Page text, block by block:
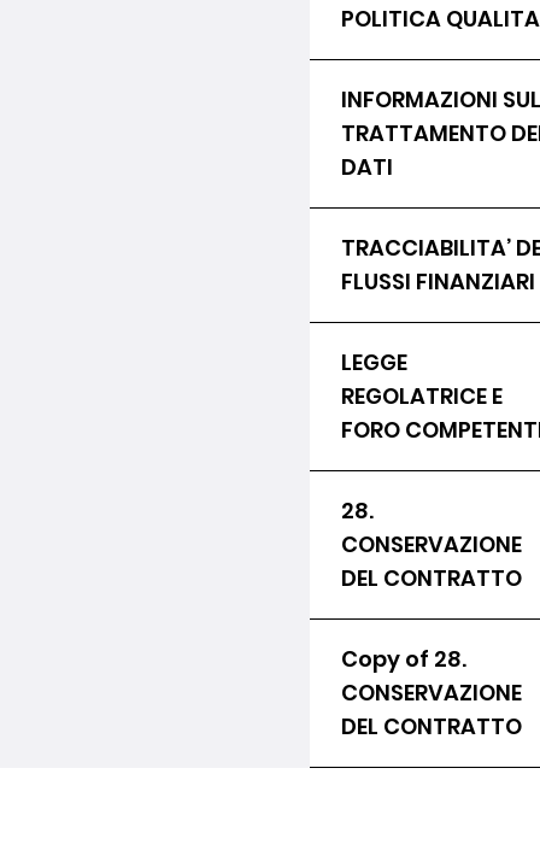
POLITICA
INFORMAZIONI SUL
TRATTAMENTO
DATI
TRACCIABILITA’
FLUSSI FINANZIARI
LEGGE
REGOLATRICE E
FORO
28.
CONSERVAZIONE
DEL CONTRATTO
Copy of 28.
CONSERVAZIONE
DEL CONTRATTO